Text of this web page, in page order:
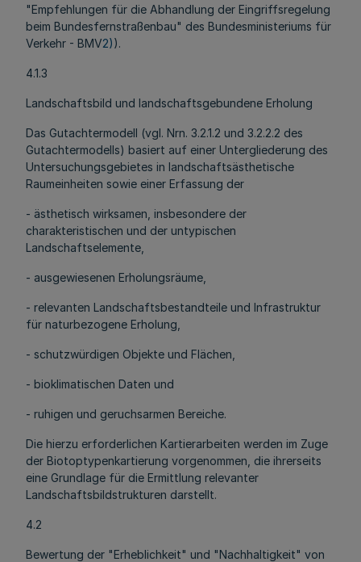
"Empfehlungen für die Abhandlung der Eingriffsregelung
beim Bundesfernstraßenbau" des Bundesministeriums für
Verkehr - BMV2)).
4.1.3
Landschaftsbild und landschaftsgebundene Erholung
Das Gutachtermodell (vgl. Nrn. 3.2.1.2 und 3.2.2.2 des
Gutachtermodells) basiert auf einer Untergliederung des
Untersuchungsgebietes in landschaftsästhetische
Raumeinheiten sowie einer Erfassung der
- ästhetisch wirksamen, insbesondere der
charakteristischen und der untypischen
Landschaftselemente,
- ausgewiesenen Erholungsräume,
- relevanten Landschaftsbestandteile und Infrastruktur
für naturbezogene Erholung,
- schutzwürdigen Objekte und Flächen,
- bioklimatischen Daten und
- ruhigen und geruchsarmen Bereiche.
Die hierzu erforderlichen Kartierarbeiten werden im Zuge
der Biotoptypenkartierung vorgenommen, die ihrerseits
eine Grundlage für die Ermittlung relevanter
Landschaftsbildstrukturen darstellt.
4.2
Bewertung der "Erheblichkeit" und "Nachhaltigkeit" von